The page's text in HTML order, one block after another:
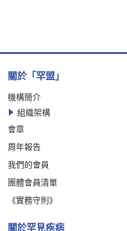
關於「罕盟」
機構簡介
組織架構
會章
周年報告
我們的會員
團體會員清單
《實務守則》
關於罕見疾病